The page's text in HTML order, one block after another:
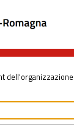
dell'organizzazione